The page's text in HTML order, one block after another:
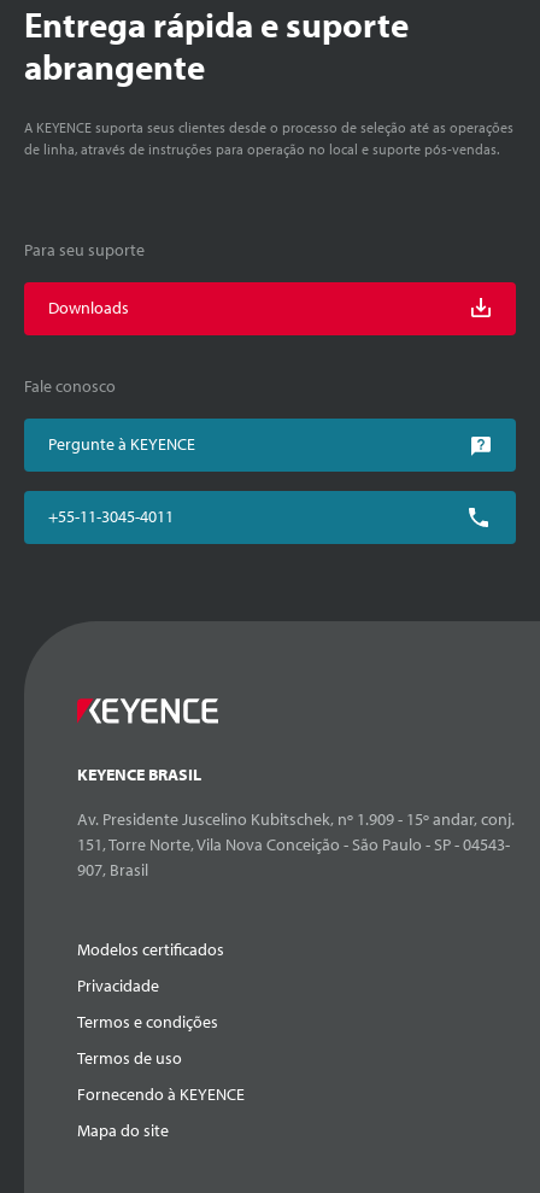
Entrega rápida e suporte
abrangente
A KEYENCE suporta seus clientes desde o processo de seleção até as operações
de linha, através de instruções para operação no local e suporte pós-vendas.
Para seu suporte
Downloads
Fale conosco
Pergunte à KEYENCE
+55-11-3045-4011
KEYENCE BRASIL
Av. Presidente Juscelino Kubitschek, nº 1.909 - 15º andar, conj.
151, Torre Norte, Vila Nova Conceição - São Paulo - SP - 04543-
907, Brasil
Modelos certificados
Privacidade
Termos e condições
Termos de uso
Fornecendo à KEYENCE
Mapa do site